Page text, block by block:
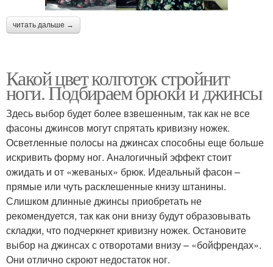
читать дальше →
Какой цвет колготок стройнит
ноги. Подбираем брюки и джинсы
Здесь выбор будет более взвешенным, так как не все
фасоны джинсов могут спрятать кривизну ножек.
Осветленные полосы на джинсах способны еще больше
искривить форму ног. Аналогичный эффект стоит
ожидать и от «жеваных» брюк. Идеальный фасон –
прямые или чуть расклешенные книзу штанины.
Слишком длинные джинсы приобретать не
рекомендуется, так как они внизу будут образовывать
складки, что подчеркнет кривизну ножек. Остановите
выбор на джинсах с отворотами внизу – «бойфрендах».
Они отлично скроют недостаток ног.